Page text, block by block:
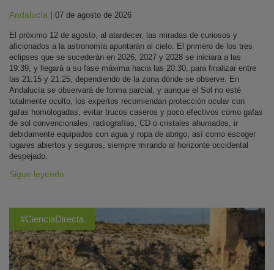
Andalucía | 07 de agosto de 2026
El próximo 12 de agosto, al atardecer, las miradas de curiosos y
aficionados a la astronomía apuntarán al cielo. El primero de los tres
eclipses que se sucederán en 2026, 2027 y 2028 se iniciará a las
19:39, y llegará a su fase máxima hacia las 20:30, para finalizar entre
las 21:15 y 21:25, dependiendo de la zona dónde se observe. En
Andalucía se observará de forma parcial, y aunque el Sol no esté
totalmente oculto, los expertos recomiendan protección ocular con
gafas homologadas, evitar trucos caseros y poco efectivos como gafas
de sol convencionales, radiografías, CD o cristales ahumados, ir
debidamente equipados con agua y ropa de abrigo, así como escoger
lugares abiertos y seguros, siempre mirando al horizonte occidental
despejado.
Sigue leyendo
#CienciaDirecta